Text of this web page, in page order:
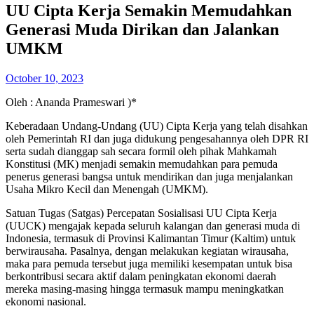
UU Cipta Kerja Semakin Memudahkan
Generasi Muda Dirikan dan Jalankan
UMKM
October 10, 2023
Oleh : Ananda Prameswari )*
Keberadaan Undang-Undang (UU) Cipta Kerja yang telah disahkan
oleh Pemerintah RI dan juga didukung pengesahannya oleh DPR RI
serta sudah dianggap sah secara formil oleh pihak Mahkamah
Konstitusi (MK) menjadi semakin memudahkan para pemuda
penerus generasi bangsa untuk mendirikan dan juga menjalankan
Usaha Mikro Kecil dan Menengah (UMKM).
Satuan Tugas (Satgas) Percepatan Sosialisasi UU Cipta Kerja
(UUCK) mengajak kepada seluruh kalangan dan generasi muda di
Indonesia, termasuk di Provinsi Kalimantan Timur (Kaltim) untuk
berwirausaha. Pasalnya, dengan melakukan kegiatan wirausaha,
maka para pemuda tersebut juga memiliki kesempatan untuk bisa
berkontribusi secara aktif dalam peningkatan ekonomi daerah
mereka masing-masing hingga termasuk mampu meningkatkan
ekonomi nasional.